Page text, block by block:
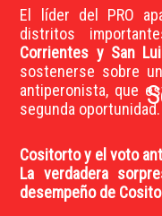
El líder del PRO
distritos
Corrientes y San
sostenerse sobre
antiperonista, que
segunda oportunidad.
Cositorto y el voto
La verdadera
desempeño de